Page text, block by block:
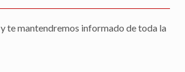
y te mantendremos informado de toda la